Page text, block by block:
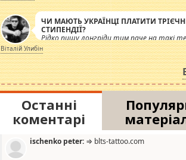
ЧИ МАЮТЬ УКРАЇНЦІ ПЛАТИТИ
СТИПЕНДІЇ?
Рідко пишу лонгріди тим паче на такі
але вже просто дістало! Обурюють
інсенуації навколо стипендіального
Штучно роздувається ще одна соціальна
катастрофа.
Віталій Улибін
Останні
коментарі
ischenko peter: ⇒ blts-tattoo.com